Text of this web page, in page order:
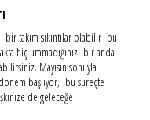
takım sıkıntılar olabilir bu
hiç ummadığınız bir anda
Mayısın sonuyla
başlıyor, bu süreçte
de geleceğe